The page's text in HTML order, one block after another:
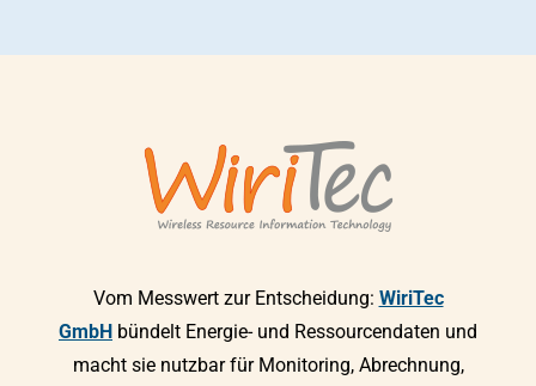
Vom Messwert zur Entscheidung: WiriTec
GmbH bündelt Energie- und Ressourcendaten und
macht sie nutzbar für Monitoring, Abrechnung,